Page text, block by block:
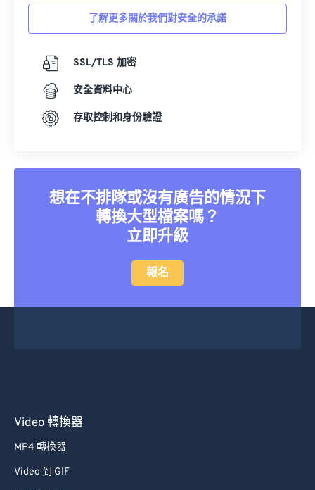
了解更多關於我們對安全的承諾
SSL/TLS 加密
安全資料中心
存取控制和身份驗證
想在不排隊或沒有廣告的情況下
轉換大型檔案嗎？
立即升級
報名
Video 轉換器
MP4 轉換器
Video 到 GIF